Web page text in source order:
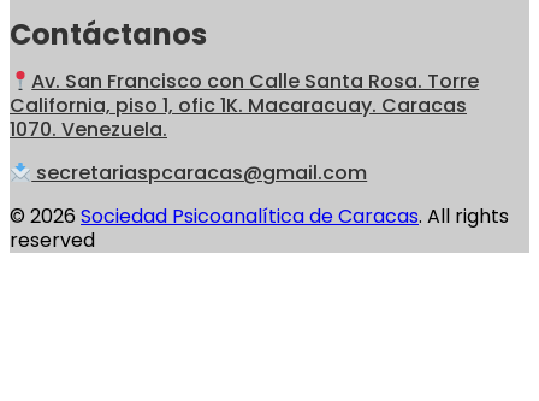
Contáctanos
Av. San Francisco con Calle Santa Rosa. Torre
California, piso 1, ofic 1K. Macaracuay. Caracas
1070. Venezuela.
secretariaspcaracas@gmail.com
© 2026 Sociedad Psicoanalítica de Caracas. All rights
reserved